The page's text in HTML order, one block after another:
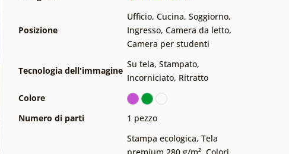
Posizione
Ufficio, Cucina, Soggiorno,
Ingresso, Camera da letto,
Camera per studenti
Tecnologia dell'immagine
Su tela, Stampato,
Incorniciato, Ritratto
Colore
Numero di parti
1 pezzo
Stampa ecologica, Tela